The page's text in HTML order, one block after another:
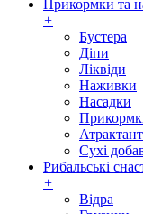
Прикормки та
+
Бустера
Діпи
Ліквіди
Наживки
Насадки
Сухі
Рибальські
+
Відра